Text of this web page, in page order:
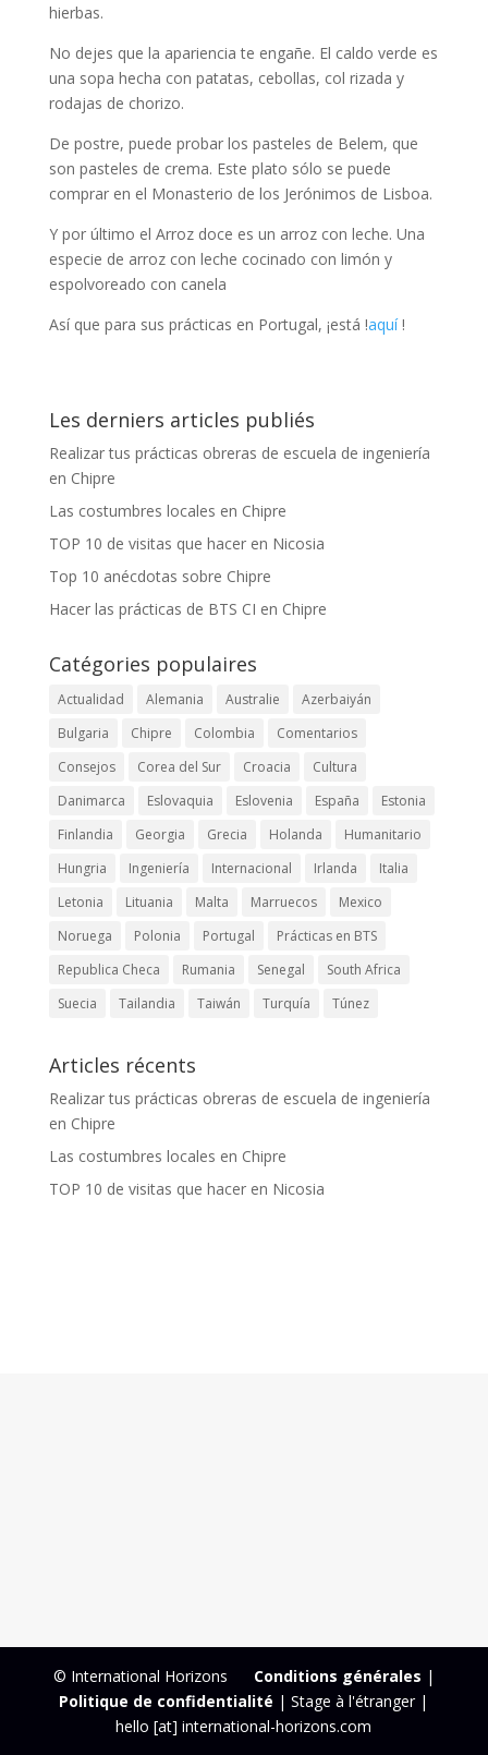
hierbas.
No dejes que la apariencia te engañe. El caldo verde es
una sopa hecha con patatas, cebollas, col rizada y
rodajas de chorizo.
De postre, puede probar los pasteles de Belem, que
son pasteles de crema. Este plato sólo se puede
comprar en el Monasterio de los Jerónimos de Lisboa.
Y por último el Arroz doce es un arroz con leche. Una
especie de arroz con leche cocinado con limón y
espolvoreado con canela
Así que para sus prácticas en Portugal, ¡está !aquí!
Les derniers articles publiés
Realizar tus prácticas obreras de escuela de ingeniería
en Chipre
Las costumbres locales en Chipre
TOP 10 de visitas que hacer en Nicosia
Top 10 anécdotas sobre Chipre
Hacer las prácticas de BTS CI en Chipre
Catégories populaires
Actualidad Alemania Australie
Azerbaiyán
Bulgaria
Chipre Colombia
Comentarios
Consejos
Corea del Sur Croacia
Cultura
Danimarca
Eslovaquia Eslovenia España
Estonia
Finlandia
Georgia Grecia Holanda
Humanitario
Hungria
Ingeniería Internacional Irlanda
Italia
Letonia
Lituania Malta Marruecos
Mexico
Noruega
Polonia Portugal
Prácticas en BTS
Republica Checa
Rumania Senegal
South Africa
Suecia
Tailandia Taiwán Turquía Túnez
Articles récents
Realizar tus prácticas obreras de escuela de ingeniería
en Chipre
Las costumbres locales en Chipre
TOP 10 de visitas que hacer en Nicosia
© International Horizons Conditions générales |
Politique de confidentialité | Stage à l'étranger |
hello [at] international-horizons.com